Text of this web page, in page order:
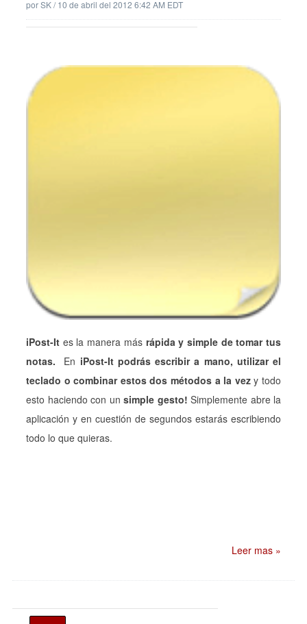
porSK/10 de abril del 2012 6:42 AM EDT
iPost-It es la manera másrápida y simple de tomar tus
notas.
En iPost-It podrás escribir a mano, utilizar el
teclado o combinar estos dos métodos a la vezy todo
esto haciendo con un simple gesto! Simplemente abre la
aplicación y en cuestión de segundos estarás escribiendo
todo lo que quieras.
Leer mas »